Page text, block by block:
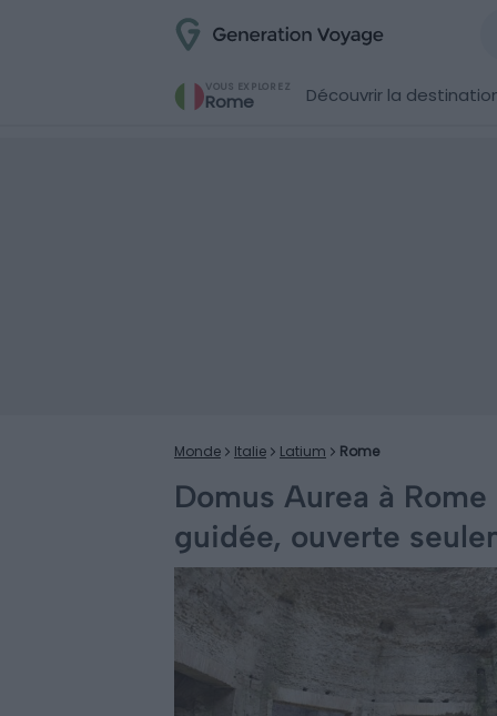
VOUS EXPLOREZ
Rome Découvrir la
Monde Italie Latium Rome
Domus Aurea à
guidée, ouverte